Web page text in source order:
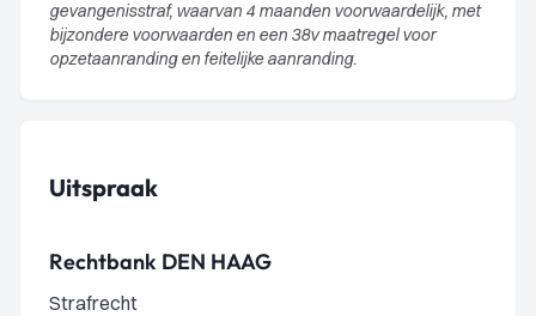
gevangenisstraf, waarvan 4 maanden voorwaardelijk, met
bijzondere voorwaarden en een 38v maatregel voor
opzetaanranding en feitelijke aanranding.
Uitspraak
Rechtbank DEN HAAG
Strafrecht